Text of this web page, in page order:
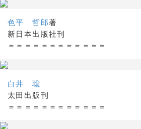
色平 哲郎著
新日本出版社刊
＝＝＝＝＝＝＝＝＝＝＝＝
白井 聡
太田出版刊
＝＝＝＝＝＝＝＝＝＝＝＝